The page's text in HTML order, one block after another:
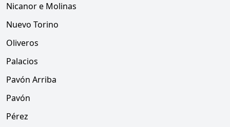
Nicanor e Molinas
Nuevo Torino
Oliveros
Palacios
Pavón Arriba
Pavón
Pérez